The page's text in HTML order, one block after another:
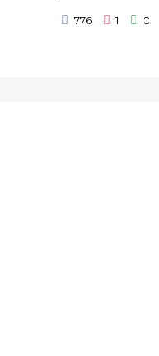
776 1 0